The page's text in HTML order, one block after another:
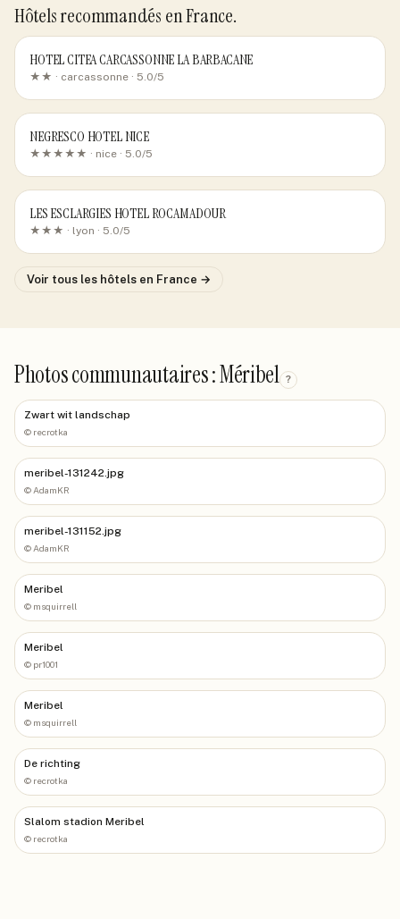
Hôtels recommandés en France.
HOTEL CITEA CARCASSONNE LA BARBACANE
★★ · carcassonne · 5.0/5
NEGRESCO HOTEL NICE
★★★★★ · nice · 5.0/5
LES ESCLARGIES HOTEL ROCAMADOUR
★★★ · lyon · 5.0/5
Voir tous les hôtels en France →
Photos communautaires : Méribel ?
Zwart wit landschap
© recrotka
meribel-131242.jpg
© AdamKR
meribel-131152.jpg
© AdamKR
Meribel
© msquirrell
Meribel
© pr1001
Meribel
© msquirrell
De richting
© recrotka
Slalom stadion Meribel
© recrotka